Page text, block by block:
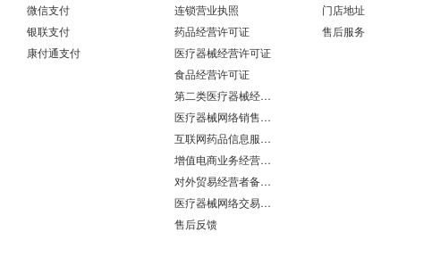
微信支付
银联支付
康付通支付
连锁营业执照
药品经营许可证
医疗器械经营许可证
食品经营许可证
第二类医疗器械经营备案凭证
医疗器械网络销售备案
互联网药品信息服务资格证书
增值电商业务经营许可证
对外贸易经营者备案登记表/海关报关单位注册登记证书
医疗器械网络交易服务第三方平台备案凭证
售后反馈
门店地址
售后服务